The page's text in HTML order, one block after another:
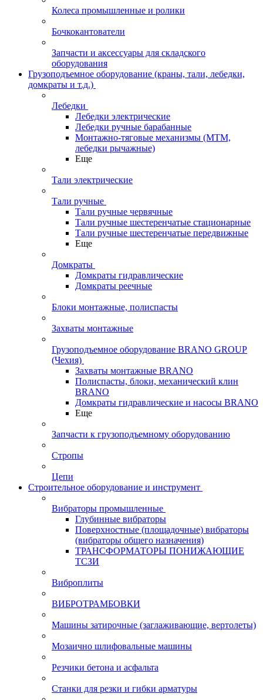
Колеса промышленные и ролики
Бочкокантователи
Запчасти и аксессуары для складского
оборудования
Грузоподъемное оборудование (краны, тали, лебедки,
домкраты и т.д.)
Лебедки
Лебедки электрические
Лебедки ручные барабанные
Монтажно-тяговые механизмы (МТМ,
лебедки рычажные)
Еще
Тали электрические
Тали ручные
Тали ручные червячные
Тали ручные шестеренчатые стационарные
Тали ручные шестеренчатые передвижные
Еще
Домкраты
Домкраты гидравлические
Домкраты реечные
Блоки монтажные, полиспасты
Захваты монтажные
Грузоподъемное оборудование BRANO GROUP
(Чехия)
Захваты монтажные BRANO
Полиспасты, блоки, механический клин
BRANO
Домкраты гидравлические и насосы BRANO
Еще
Запчасти к грузоподъемному оборудованию
Стропы
Цепи
Строительное оборудование и инструмент
Вибраторы промышленные
Глубинные вибраторы
Поверхностные (площадочные) вибраторы
(вибраторы общего назначения)
ТРАНСФОРМАТОРЫ ПОНИЖАЮЩИЕ
ТСЗИ
Виброплиты
ВИБРОТРАМБОВКИ
Машины затирочные (заглаживающие, вертолеты)
Мозаично шлифовальные машины
Резчики бетона и асфальта
Станки для резки и гибки арматуры